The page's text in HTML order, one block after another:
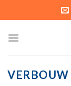
naar
VERBOUW